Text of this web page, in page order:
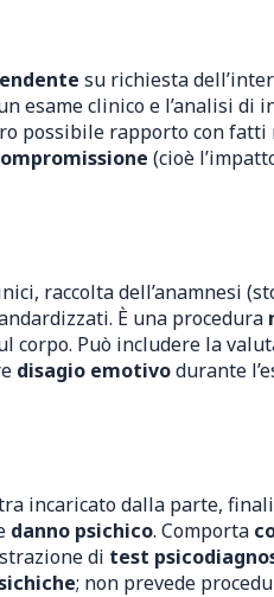
su richiesta
esame clinico e l’analisi di
possibile rapporto con fatti
(cioè
raccolta dell’anamnesi
È una procedura
corpo. Può includere la
disagio emotivodurante
incaricato dalla parte,
danno psichico. Comporta
di test
; non prevede